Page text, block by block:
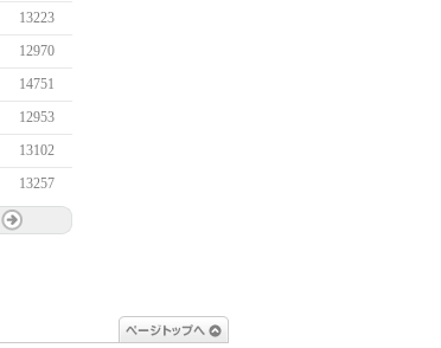
13223
12970
14751
12953
13102
13257